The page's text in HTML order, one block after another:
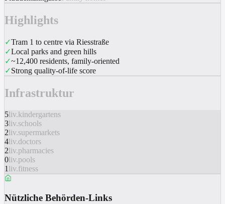
Highlights
✓Tram 1 to centre via Riesstraße
✓Local parks and green hills
✓~12,400 residents, family-oriented
✓Strong quality-of-life score
Infrastruktur
5liv.kindergartens
3liv.schools
2liv.supermarkets
4liv.doctors
2liv.pharmacies
0liv.pools
1 liv.fitness
Nützliche Behörden-Links